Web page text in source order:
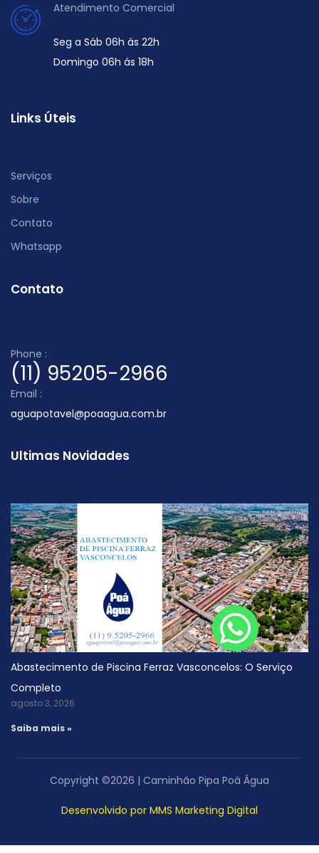
Atendimento Comercial
Seg a Sáb 06h ás 22h
Domingo 06h ás 18h
Links Úteis
Serviços
Sobre
Contato
Whatsapp
Contato
Phone :
(11) 95205-2966
Email :
aguapotavel@poaagua.com.br
Ultimas Novidades
Abastecimento de Piscina Ferraz Vasconcelos: O Serviço
Completo
agosto 3, 2026
Saiba mais »
Copyright ©2026 | Caminhão Pipa Poá Água
Desenvolvido por MMS Marketing Digital